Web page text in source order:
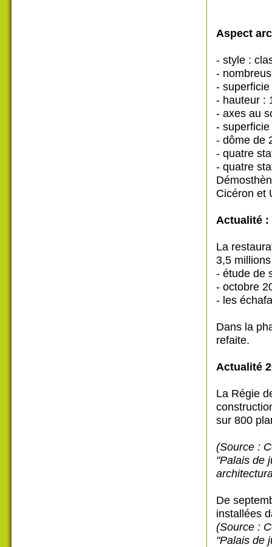
Aspect
- style :
-
-
- hauteur :
- axes au
- superficie
- dôme de
- quatre
- quatre
Cicéron et
Actualité :
La
3,5
- étude de
- octobre
- les
Dans la
refaite.
Actualité
La Régie
sur 800
(Source :
"Palais de
De
installées
(Source :
"Palais de